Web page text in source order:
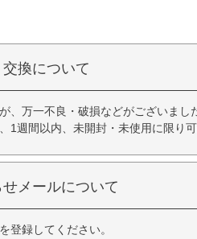
換について
、万一不良・破損などがございまし
週間以内、未開封・未使用に限り可
メールについて
登録してください。